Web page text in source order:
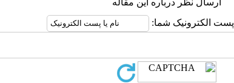
ارسال نظر درباره این مقاله
پست الکترونیک شما: